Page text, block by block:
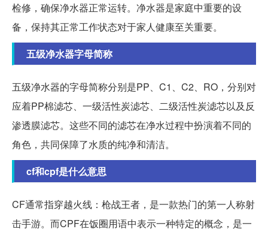
检修，确保净水器正常运转。净水器是家庭中重要的设
备，保持其正常工作状态对于家人健康至关重要。
五级净水器字母简称
五级净水器的字母简称分别是PP、C1、C2、RO，分别对
应着PP棉滤芯、一级活性炭滤芯、二级活性炭滤芯以及反
渗透膜滤芯。这些不同的滤芯在净水过程中扮演着不同的
角色，共同保障了水质的纯净和清洁。
cf和cpf是什么意思
CF通常指穿越火线：枪战王者，是一款热门的第一人称射
击手游。而CPF在饭圈用语中表示一种特定的概念，是一